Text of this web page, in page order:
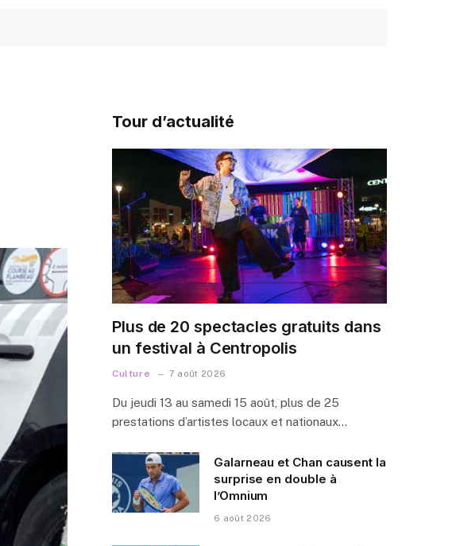
Tour d’actualité
Plus de 20 spectacles gratuits dans
un festival à Centropolis
Culture 7 août 2026
Du jeudi 13 au samedi 15 août, plus de 25
prestations d’artistes locaux et nationaux…
Galarneau et Chan causent la
surprise en double à
l’Omnium
6 août 2026